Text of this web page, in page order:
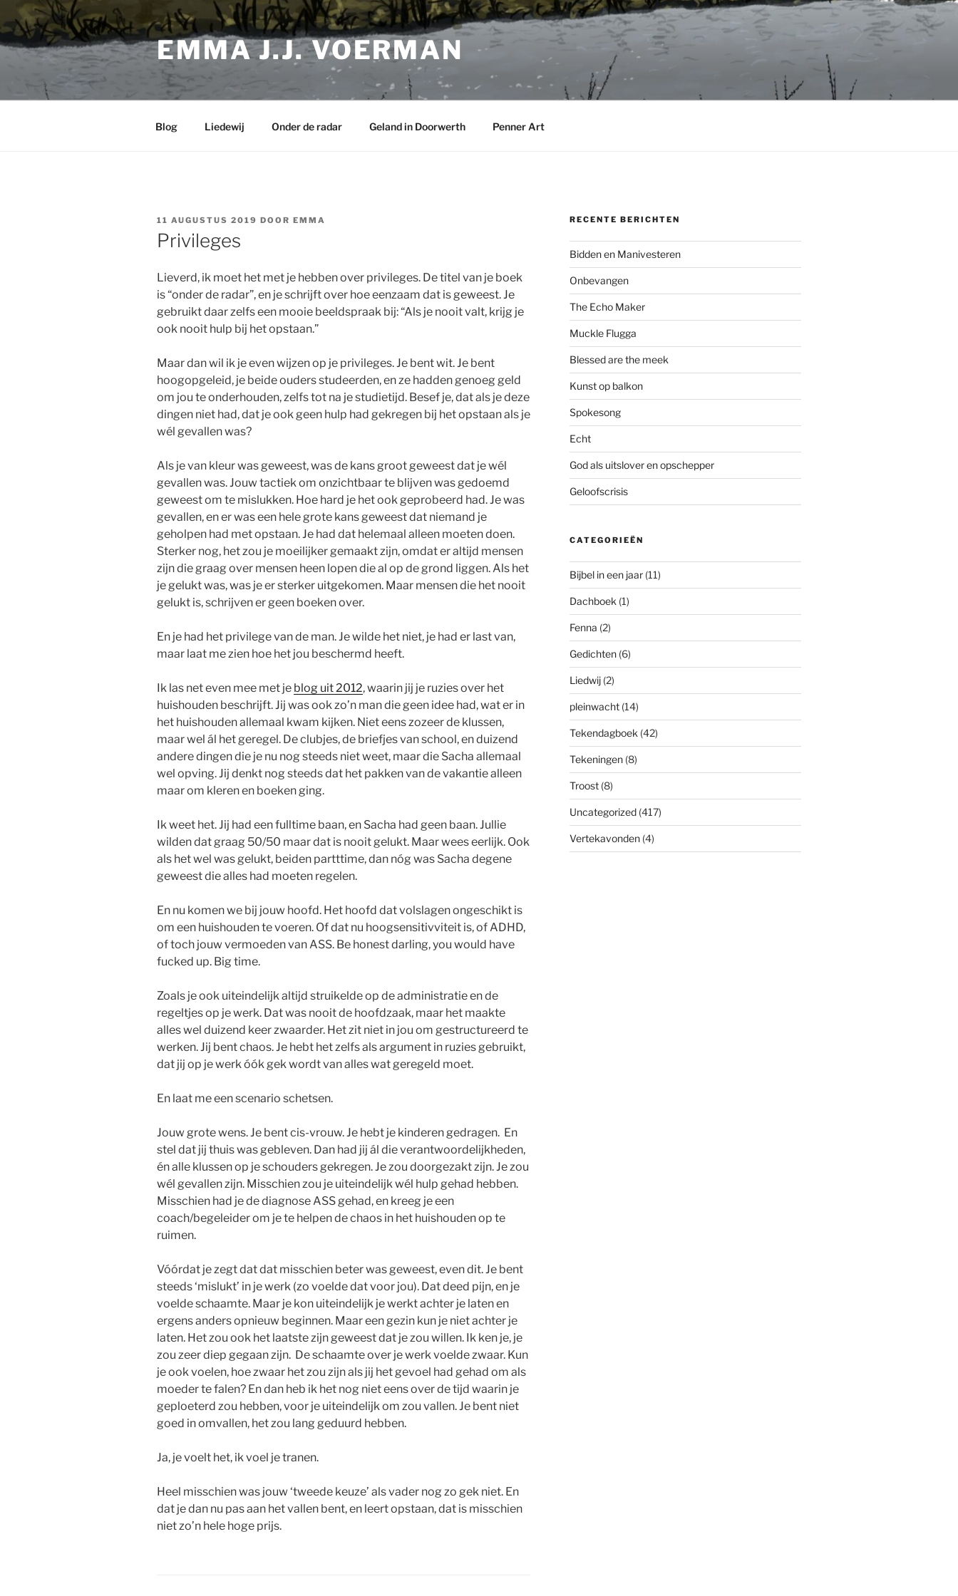
naar
de
EMMA J.J. VOERMAN
Blog Liedewij Onder de radar Geland in Doorwerth Penner Art
GEPLAATST
OP
11 AUGUSTUS 2019 DOOR EMMA
Privileges
Lieverd, ik moet het met je hebben over privileges. De titel van je boek
is “onder de radar”, en je schrijft over hoe eenzaam dat is geweest. Je
gebruikt daar zelfs een mooie beeldspraak bij: “Als je nooit valt, krijg je
ook nooit hulp bij het opstaan.”
Maar dan wil ik je even wijzen op je privileges. Je bent wit. Je bent
hoogopgeleid, je beide ouders studeerden, en ze hadden genoeg geld
om jou te onderhouden, zelfs tot na je studietijd. Besef je, dat als je deze
dingen niet had, dat je ook geen hulp had gekregen bij het opstaan als je
wél gevallen was?
Als je van kleur was geweest, was de kans groot geweest dat je wél
gevallen was. Jouw tactiek om onzichtbaar te blijven was gedoemd
geweest om te mislukken. Hoe hard je het ook geprobeerd had. Je was
gevallen, en er was een hele grote kans geweest dat niemand je
geholpen had met opstaan. Je had dat helemaal alleen moeten doen.
Sterker nog, het zou je moeilijker gemaakt zijn, omdat er altijd mensen
zijn die graag over mensen heen lopen die al op de grond liggen. Als het
je gelukt was, was je er sterker uitgekomen. Maar mensen die het nooit
gelukt is, schrijven er geen boeken over.
En je had het privilege van de man. Je wilde het niet, je had er last van,
maar laat me zien hoe het jou beschermd heeft.
Ik las net even mee met je blog uit 2012, waarin jij je ruzies over het
huishouden beschrijft. Jij was ook zo’n man die geen idee had, wat er in
het huishouden allemaal kwam kijken. Niet eens zozeer de klussen,
maar wel ál het geregel. De clubjes, de briefjes van school, en duizend
andere dingen die je nu nog steeds niet weet, maar die Sacha allemaal
wel opving. Jij denkt nog steeds dat het pakken van de vakantie alleen
maar om kleren en boeken ging.
Ik weet het. Jij had een fulltime baan, en Sacha had geen baan. Jullie
wilden dat graag 50/50 maar dat is nooit gelukt. Maar wees eerlijk. Ook
als het wel was gelukt, beiden partttime, dan nóg was Sacha degene
geweest die alles had moeten regelen.
En nu komen we bij jouw hoofd. Het hoofd dat volslagen ongeschikt is
om een huishouden te voeren. Of dat nu hoogsensitivviteit is, of ADHD,
of toch jouw vermoeden van ASS. Be honest darling, you would have
fucked up. Big time.
Zoals je ook uiteindelijk altijd struikelde op de administratie en de
regeltjes op je werk. Dat was nooit de hoofdzaak, maar het maakte
alles wel duizend keer zwaarder. Het zit niet in jou om gestructureerd te
werken. Jij bent chaos. Je hebt het zelfs als argument in ruzies gebruikt,
dat jij op je werk óók gek wordt van alles wat geregeld moet.
En laat me een scenario schetsen.
Jouw grote wens. Je bent cis-vrouw. Je hebt je kinderen gedragen. En
stel dat jij thuis was gebleven. Dan had jij ál die verantwoordelijkheden,
én alle klussen op je schouders gekregen. Je zou doorgezakt zijn. Je zou
wél gevallen zijn. Misschien zou je uiteindelijk wél hulp gehad hebben.
Misschien had je de diagnose ASS gehad, en kreeg je een
coach/begeleider om je te helpen de chaos in het huishouden op te
ruimen.
Vóórdat je zegt dat dat misschien beter was geweest, even dit. Je bent
steeds ‘mislukt’ in je werk (zo voelde dat voor jou). Dat deed pijn, en je
voelde schaamte. Maar je kon uiteindelijk je werkt achter je laten en
ergens anders opnieuw beginnen. Maar een gezin kun je niet achter je
laten. Het zou ook het laatste zijn geweest dat je zou willen. Ik ken je, je
zou zeer diep gegaan zijn. De schaamte over je werk voelde zwaar. Kun
je ook voelen, hoe zwaar het zou zijn als jij het gevoel had gehad om als
moeder te falen? En dan heb ik het nog niet eens over de tijd waarin je
geploeterd zou hebben, voor je uiteindelijk om zou vallen. Je bent niet
goed in omvallen, het zou lang geduurd hebben.
Ja, je voelt het, ik voel je tranen.
Heel misschien was jouw ‘tweede keuze’ als vader nog zo gek niet. En
dat je dan nu pas aan het vallen bent, en leert opstaan, dat is misschien
niet zo’n hele hoge prijs.
RECENTE BERICHTEN
Bidden en Manivesteren
Onbevangen
The Echo Maker
Muckle Flugga
Blessed are the meek
Kunst op balkon
Spokesong
Echt
God als uitslover en opschepper
Geloofscrisis
CATEGORIEËN
Bijbel in een jaar(11)
Dachboek (1)
Fenna (2)
Gedichten(6)
Liedwij(2)
pleinwacht(14)
Tekendagboek (42)
Tekeningen(8)
Troost(8)
Uncategorized(417)
Vertekavonden(4)